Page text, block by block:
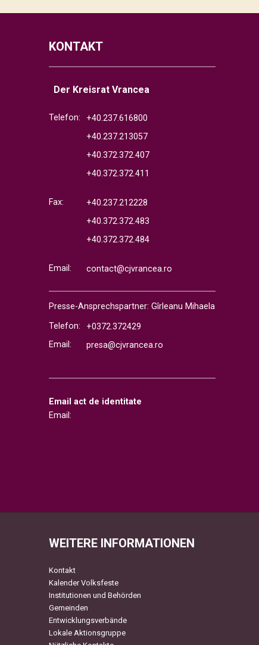
KONTAKT
Der Kreisrat Vrancea
Telefon:
+40.237.616800
+40.237.213057
+40.372.372.407
+40.372.372.411
Fax:
+40.237.212228
+40.372.372.483
+40.372.372.484
Email: contact@cjvrancea.ro
Presse-Ansprechspartner: Gîrleanu Mihaela
Telefon:
+0372.372429
Email:
presa@cjvrancea.ro
Email act de identitate
Email:
WEITERE INFORMATIONEN
Kontakt
Kalender Volksfeste
Institutionen und Behörden
Gemeinden
Entwicklungsverbände
Lokale Aktionsgruppe